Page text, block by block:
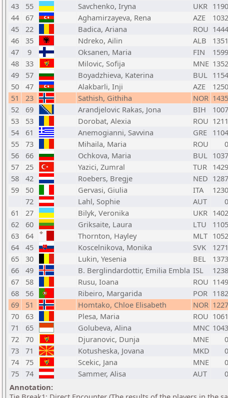
43
55 Savchenko, Iryna UKR 1190
44
67 Aghamirzayeva, Rena AZE 1032
45
22 Badica, Ariana ROU 1444
46
35 Ndreko, Ailin ALB 1351
47
9 Oksanen, Maria FIN 1599
48
33 Milovic, Sofija MNE 1352
49
57 Boyadzhieva, Katerina BUL 1154
50
47 Alakbarli, Inji AZE 1250
51
23 Sathish, Githiha NOR 1435
52
69 Arandjelovic Rakas, Jona BIH 1007
53
53 Dorobat, Alexia ROU 1211
54
61 Anemogianni, Savvina GRE 1104
55
73 Mihaila, Maria ROU 0
56
66 Ochkova, Maria BUL 1037
57
25 Yazici, Zumral TUR 1429
58
42 Roebers, Bregje NED 1287
59
50 Gervasi, Giulia ITA 1230
72
Lahl, Sophie AUT 0
61
27 Bilyk, Veronika UKR 1402
62
60 Griksaite, Laura LTU 1105
63
64 Thornton, Hayley MLT 1052
64
45 Koscelnikova, Monika SVK 1271
65
30 Lukin, Yesenia BEL 1373
66
49 B. Berglindardottir, Emilia Embla ISL 1238
67
58 Rusu, Ioana ROU 1149
68
56 Ribeiro, Margarida POR 1182
69
51 Homtako, Chloe Elisabeth NOR 1227
70
63 Plesa, Maria ROU 1061
71
65 Golubeva, Alina MNC 1043
72
70 Djuranovic, Dunja MNE 0
73
71 Kotusheska, Jovana MKD 0
74
75 Scekic, Jana MNE 0
75
74 Sammer, Alisa AUT 0
Annotation: